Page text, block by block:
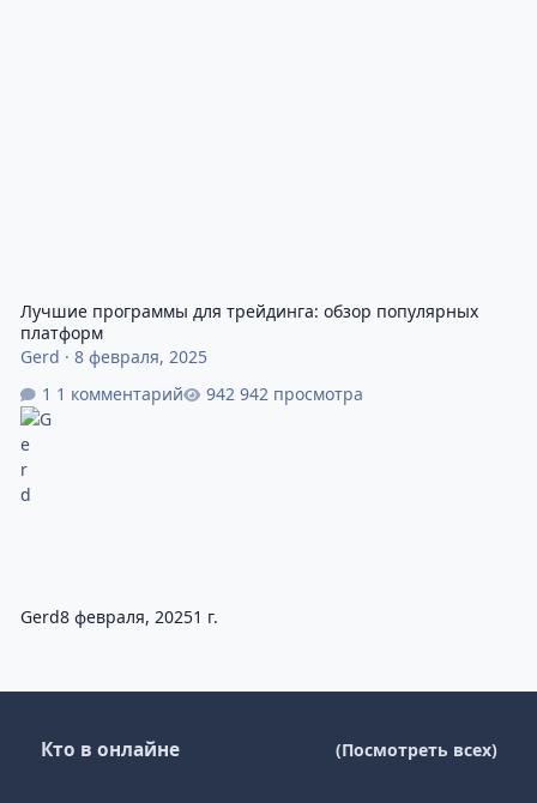
Лучшие программы для трейдинга: обзор популярных
платформ
Gerd · 8 февраля, 2025
1 комментарий
942 просмотра
Gerd8 февраля, 20251 г.
Кто в онлайне (Посмотреть всех)